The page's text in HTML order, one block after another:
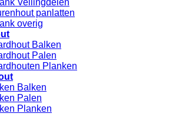
Vellingdelen
panlatten
overig
Balken
Palen
Planken
Balken
Palen
Planken